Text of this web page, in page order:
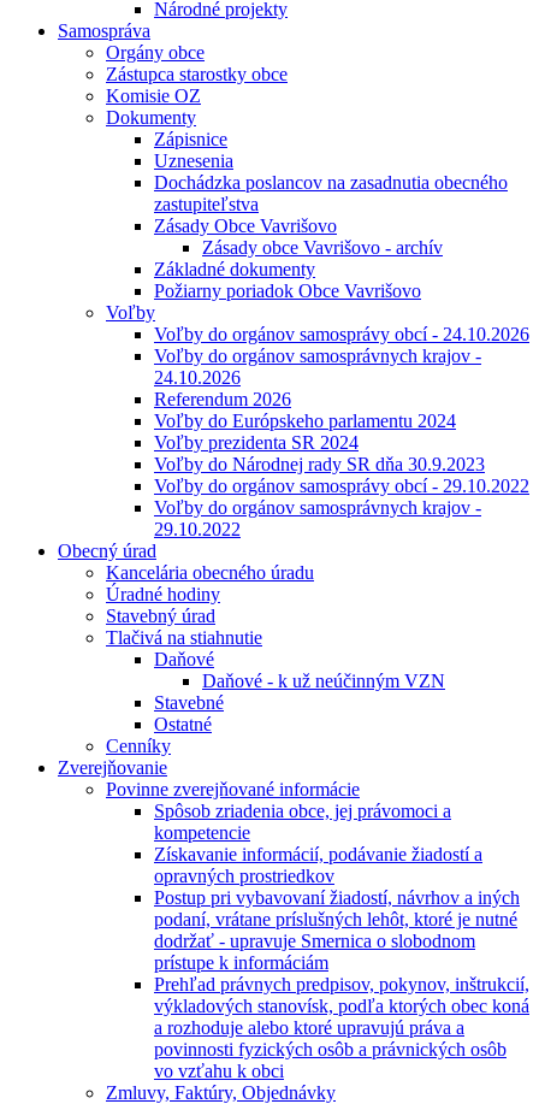
Národné projekty
Samospráva
Orgány obce
Zástupca starostky obce
Komisie OZ
Dokumenty
Zápisnice
Uznesenia
Dochádzka poslancov na zasadnutia obecného
zastupiteľstva
Zásady Obce Vavrišovo
Zásady obce Vavrišovo - archív
Základné dokumenty
Požiarny poriadok Obce Vavrišovo
Voľby
Voľby do orgánov samosprávy obcí - 24.10.2026
Voľby do orgánov samosprávnych krajov -
24.10.2026
Referendum 2026
Voľby do Európskeho parlamentu 2024
Voľby prezidenta SR 2024
Voľby do Národnej rady SR dňa 30.9.2023
Voľby do orgánov samosprávy obcí - 29.10.2022
Voľby do orgánov samosprávnych krajov -
29.10.2022
Obecný úrad
Kancelária obecného úradu
Úradné hodiny
Stavebný úrad
Tlačivá na stiahnutie
Daňové
Daňové - k už neúčinným VZN
Stavebné
Ostatné
Cenníky
Zverejňovanie
Povinne zverejňované informácie
Spôsob zriadenia obce, jej právomoci a
kompetencie
Získavanie informácií, podávanie žiadostí a
opravných prostriedkov
Postup pri vybavovaní žiadostí, návrhov a iných
podaní, vrátane príslušných lehôt, ktoré je nutné
dodržať - upravuje Smernica o slobodnom
prístupe k informáciám
Prehľad právnych predpisov, pokynov, inštrukcií,
výkladových stanovísk, podľa ktorých obec koná
a rozhoduje alebo ktoré upravujú práva a
povinnosti fyzických osôb a právnických osôb
vo vzťahu k obci
Zmluvy, Faktúry, Objednávky